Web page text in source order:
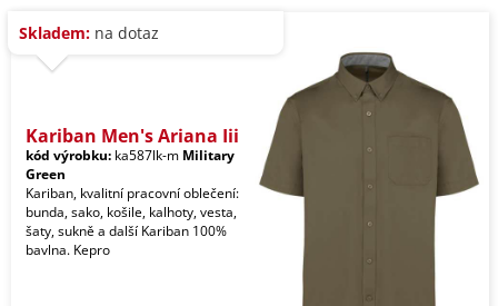
Skladem: na dotaz
Kariban Men's Ariana Iii
kód výrobku: ka587lk-m Military
Green
Kariban, kvalitní pracovní oblečení:
bunda, sako, košile, kalhoty, vesta,
šaty, sukně a další Kariban 100%
bavlna. Kepro